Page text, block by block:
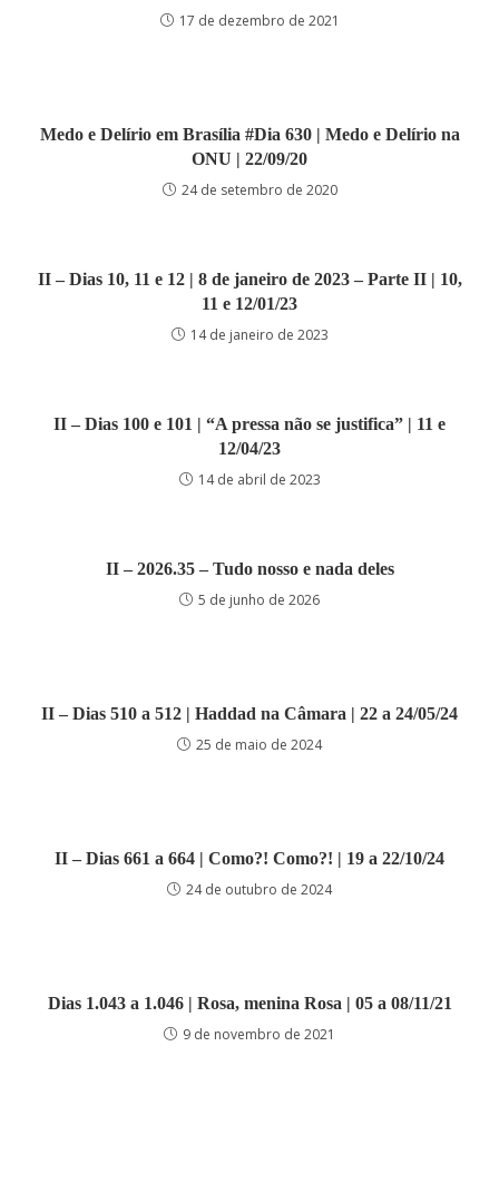
17 de dezembro de 2021
Medo e Delírio em Brasília #Dia 630 | Medo e Delírio na
ONU | 22/09/20
24 de setembro de 2020
II – Dias 10, 11 e 12 | 8 de janeiro de 2023 – Parte II | 10,
11 e 12/01/23
14 de janeiro de 2023
II – Dias 100 e 101 | “A pressa não se justifica” | 11 e
12/04/23
14 de abril de 2023
II – 2026.35 – Tudo nosso e nada deles
5 de junho de 2026
II – Dias 510 a 512 | Haddad na Câmara | 22 a 24/05/24
25 de maio de 2024
II – Dias 661 a 664 | Como?! Como?! | 19 a 22/10/24
24 de outubro de 2024
Dias 1.043 a 1.046 | Rosa, menina Rosa | 05 a 08/11/21
9 de novembro de 2021